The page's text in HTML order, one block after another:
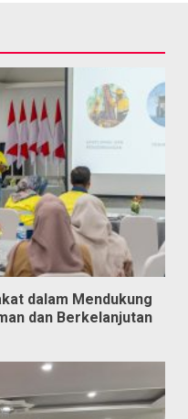
dalam Mendukung
dan Berkelanjutan